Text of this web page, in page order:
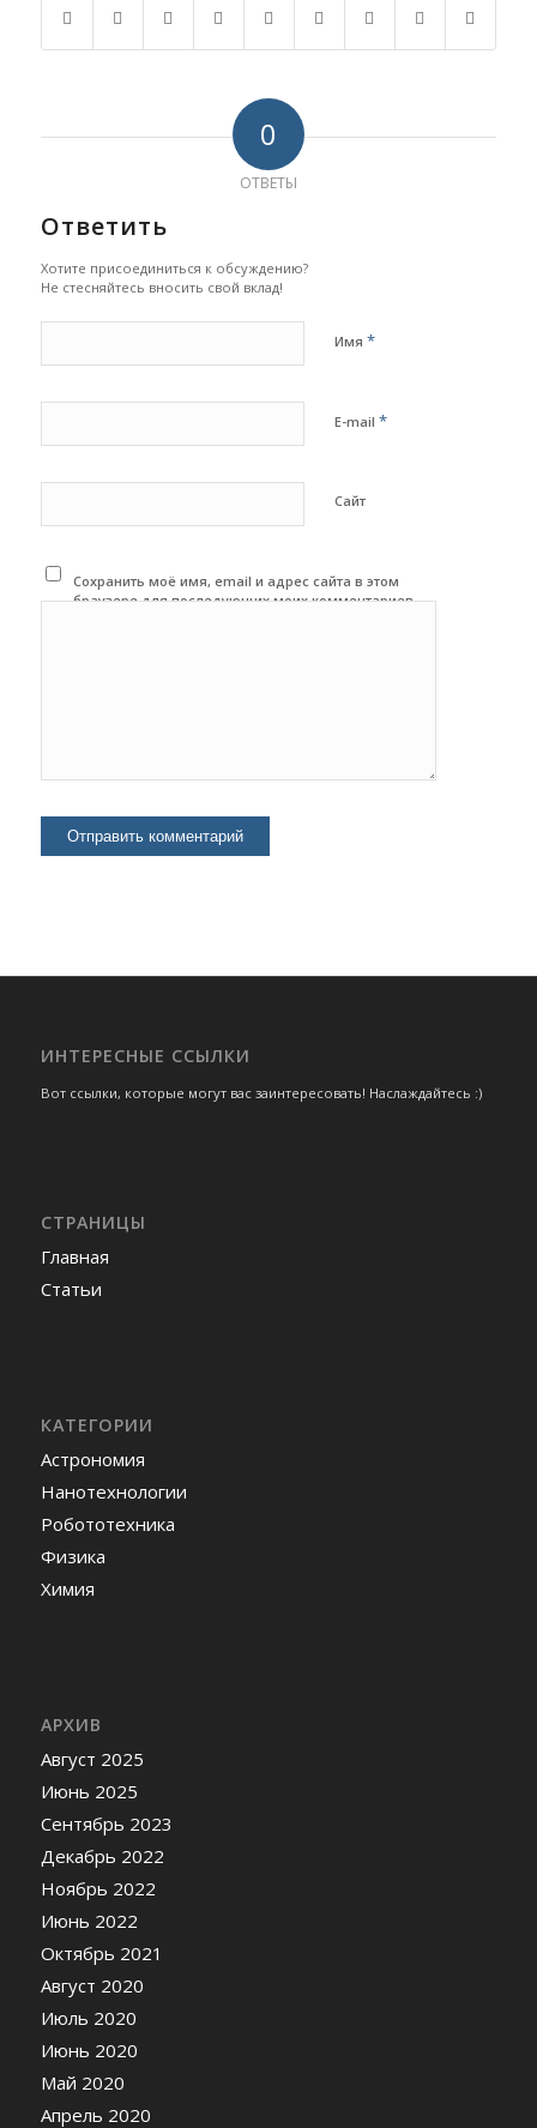
0
ОТВЕТЫ
Ответить
Хотите присоединиться к обсуждению?
Не стесняйтесь вносить свой вклад!
Имя *
E-mail *
Сайт
Сохранить моё имя, email и адрес сайта в этом
браузере для последующих моих комментариев.
ИНТЕРЕСНЫЕ ССЫЛКИ
Вот ссылки, которые могут вас заинтересовать! Наслаждайтесь :)
СТРАНИЦЫ
Главная
Статьи
КАТЕГОРИИ
Астрономия
Нанотехнологии
Робототехника
Физика
Химия
АРХИВ
Август 2025
Июнь 2025
Сентябрь 2023
Декабрь 2022
Ноябрь 2022
Июнь 2022
Октябрь 2021
Август 2020
Июль 2020
Июнь 2020
Май 2020
Апрель 2020